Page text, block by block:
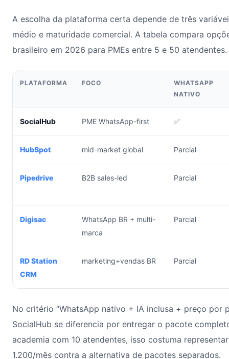
A escolha da plataforma certa depende de três
médio e maturidade comercial. A tabela compara
brasileiro em 2026 para PMEs entre 5 e 50 atendentes.
PLATAFORMA FOCO
WHATSAPP
NATIVO
SocialHub PME WhatsApp-first ✅
HubSpot mid-market global Parcial
Pipedrive B2B sales-led Parcial
Digisac
WhatsApp BR + multi-
marca
Parcial
RD Station
CRM
marketing+vendas BR Parcial
No critério “WhatsApp nativo + IA inclusa + preço por
SocialHub se diferencia por entregar o pacote
academia com 10 atendentes, isso costuma
1.200/mês contra a alternativa de pacotes separados.